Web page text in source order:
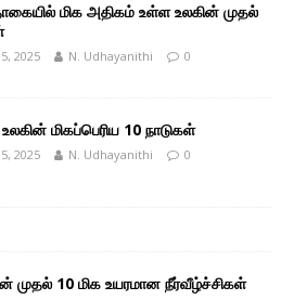
மிக அதிகம் உள்ள உலகின் முதல்
2025 N. Udhayanithi 0
மிகப்பெரிய 10 நாடுகள்
2025 N. Udhayanithi 0
முதல் 10 மிக உயரமான நீர்வீழ்ச்சிகள்